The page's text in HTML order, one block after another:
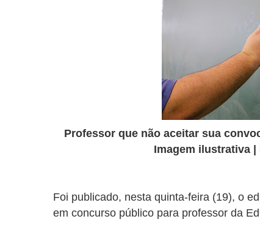
Professor que não aceitar sua
Imagem ilustrativa |
Foi publicado, nesta quinta-feira (19), o
em concurso público para professor da